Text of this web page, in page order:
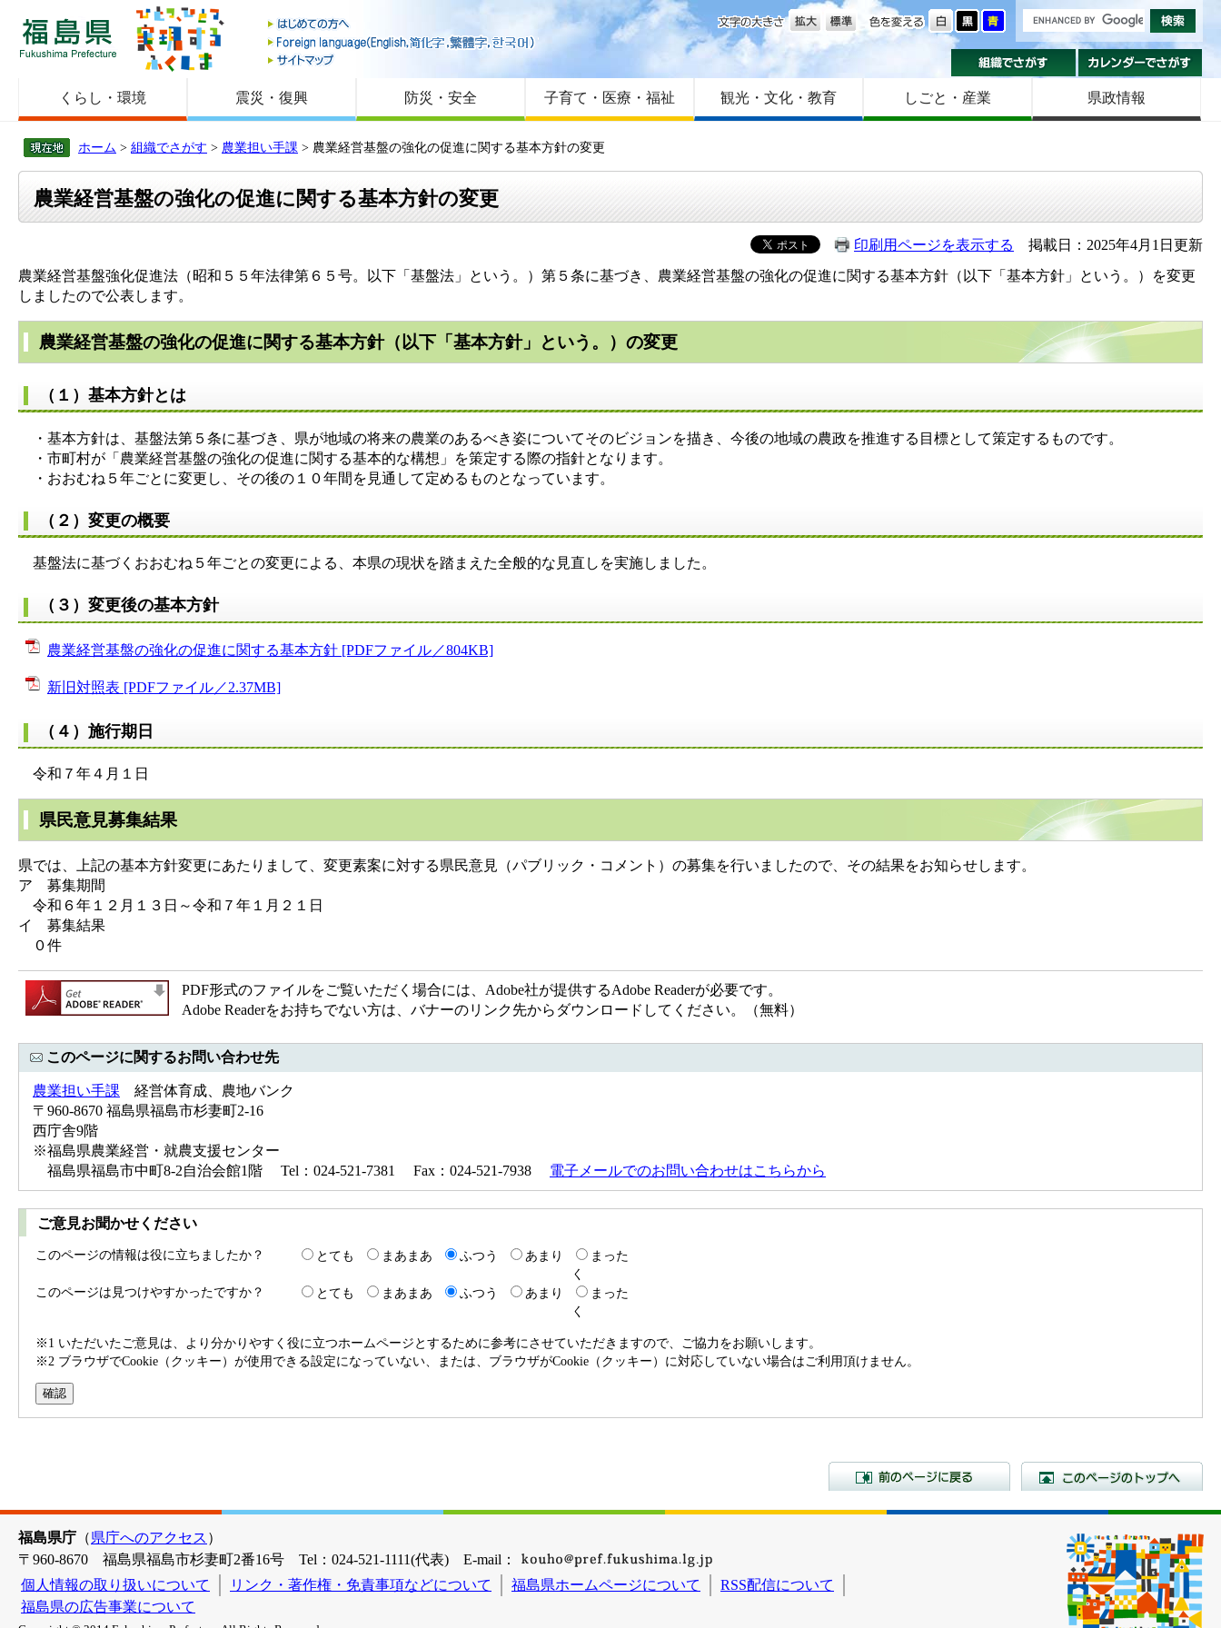
福島県
はじめての方へ
Foreign language
サイトマップ
色を変える
文字の大きさ
組織でさがす
くらし・環境 震災・復興 防災・安全 子育て・医療・福祉 観光・文化・教育 しごと・産業 県政情報
ホーム > 組織でさがす > 農業担い手課 > 農業経営基盤の強化の促進に関する基本方針の変更
農業経営基盤の強化の促進に関する基本方針の変更
印刷用ページを表示する
掲載日：2025年4月1日更新
農業経営基盤強化促進法（昭和５５年法律第６５号。以下「基盤法」という。）第５条に基づき、農業経営基盤の強化の促進に関する基本方針（以下「基本方針」という。）を変更
しましたので公表します。
農業経営基盤の強化の促進に関する基本方針（以下「基本方針」という。）の変更
（１）基本方針とは
・基本方針は、基盤法第５条に基づき、県が地域の将来の農業のあるべき姿についてそのビジョンを描き、今後の地域の農政を推進する目標として策定するものです。
・市町村が「農業経営基盤の強化の促進に関する基本的な構想」を策定する際の指針となります。
・おおむね５年ごとに変更し、その後の１０年間を見通して定めるものとなっています。
（２）変更の概要
基盤法に基づくおおむね５年ごとの変更による、本県の現状を踏まえた全般的な見直しを実施しました。
（３）変更後の基本方針
農業経営基盤の強化の促進に関する基本方針 [PDFファイル／804KB]
新旧対照表 [PDFファイル／2.37MB]
（４）施行期日
令和７年４月１日
県民意見募集結果
県では、上記の基本方針変更にあたりまして、変更素案に対する県民意見（パブリック・コメント）の募集を行いましたので、その結果をお知らせします。
ア 募集期間
令和６年１２月１３日～令和７年１月２１日
イ 募集結果
０件
PDF形式のファイルをご覧いただく場合には、Adobe社が提供するAdobe Readerが必要です。
Adobe Readerをお持ちでない方は、バナーのリンク先からダウンロードしてください。（無料）
このページに関するお問い合わせ先
農業担い手課 経営体育成、農地バンク
〒960-8670 福島県福島市杉妻町2-16
西庁舎9階
※福島県農業経営・就農支援センター
福島県福島市中町8-2自治会館1階 Tel：024-521-7381 Fax：024-521-7938 電子メールでのお問い合わせはこちらから
ご意見お聞かせください
このページの情報は役に立ちましたか？ とても まあまあ ふつう あまり
まった
く
このページは見つけやすかったですか？
とても まあまあ ふつう あまり
まった
く
※1 いただいたご意見は、より分かりやすく役に立つホームページとするために参考にさせていただきますので、ご協力をお願いします。
※2 ブラウザでCookie（クッキー）が使用できる設定になっていない、または、ブラウザがCookie（クッキー）に対応していない場合はご利用頂けません。
前のページに戻る
福島県庁 （県庁へのアクセス ）
〒960-8670 福島県福島市杉妻町2番16号 Tel：024-521-1111(代表) E-mail：
個人情報の取り扱いについて
リンク・著作権・免責事項などについて 福島県ホームページについて
RSS配信について
福島県の広告事業について